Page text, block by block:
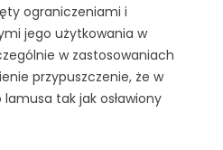
ograniczeniami i
jego użytkowania w
w zastosowaniach
przypuszczenie, że w
lamusa tak jak osławiony